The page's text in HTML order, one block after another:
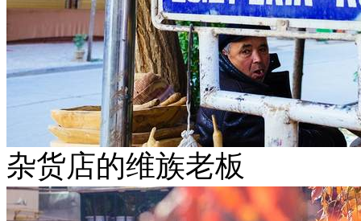
杂货店的维族老板